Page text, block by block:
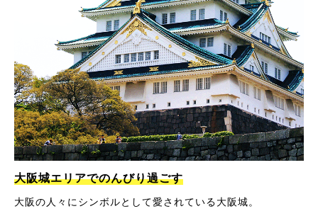
大阪城エリアでのんびり過ごす
大阪の人々にシンボルとして愛されている大阪城。